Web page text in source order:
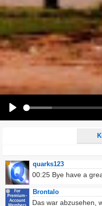
E-Mail-Adresse (optional):
Kommentar:
Alle HTML-Tags außer <br>, <strike>
URLs werden automatisch
Ich möchte eine E-Mail, wenn
quarks123
00:25 Bye have a
Brontalo
Das war abzusehen,